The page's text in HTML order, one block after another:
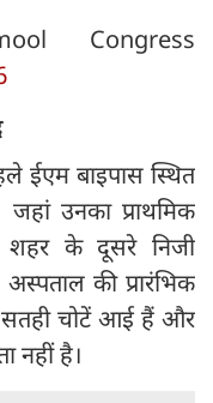
Congress
ईएम बाइपास स्थित
उनका प्राथमिक
शहर के दूसरे निजी
की प्रारंभिक
सतही चोटें आई हैं और
नहीं है।